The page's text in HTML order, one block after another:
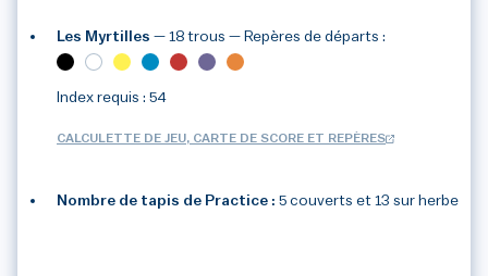
Les Myrtilles — 18 trous — Repères de départs :
Index requis : 54
CALCULETTE DE JEU, CARTE DE SCORE ET REPÈRES
Nombre de tapis de Practice : 5 couverts et 13 sur herbe